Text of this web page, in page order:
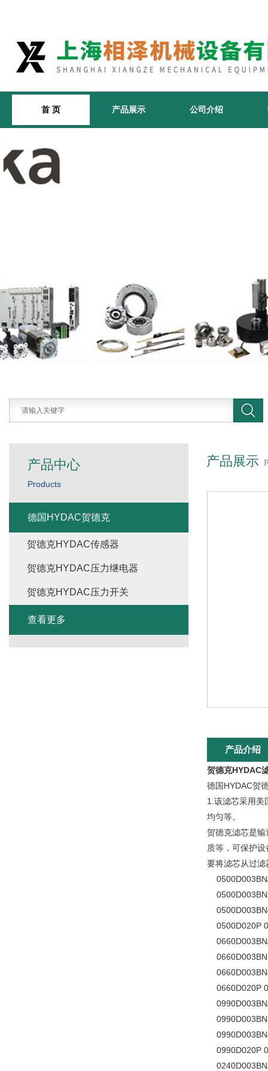
首 页 产品展示 公司介绍
产品展示
产品介绍
贺德克HYDAC
德国HYDAC贺
1.该滤芯采用美
均匀等。
贺德克滤芯是
质等，可保护
要将滤芯从过
0500D020P
0660D020P
0990D020P
产品中心
Products
德国HYDAC贺德克
贺德克HYDAC传感器
贺德克HYDAC压力继电器
贺德克HYDAC压力开关
查看更多